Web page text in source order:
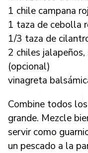
1 chile campana
1 taza de cebolla
1/3 taza de
2 chiles
(opcional)
vinagreta
Combine todos
grande. Mezcle
servir como
un pescado a la